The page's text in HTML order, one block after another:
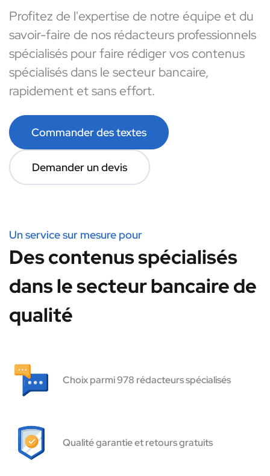
Profitez de l'expertise de notre équipe et du
savoir-faire de nos rédacteurs professionnels
spécialisés pour faire rédiger vos contenus
spécialisés dans le secteur bancaire,
rapidement et sans effort.
Commander des textes
Demander un devis
Un service sur mesure pour
Des contenus spécialisés
dans le secteur bancaire de
qualité
Choix parmi 978 rédacteurs spécialisés
Qualité garantie et retours gratuits